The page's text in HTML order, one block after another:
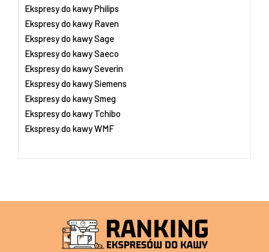
Ekspresy do kawy Philips
Ekspresy do kawy Raven
Ekspresy do kawy Sage
Ekspresy do kawy Saeco
Ekspresy do kawy Severin
Ekspresy do kawy Siemens
Ekspresy do kawy Smeg
Ekspresy do kawy Tchibo
Ekspresy do kawy WMF